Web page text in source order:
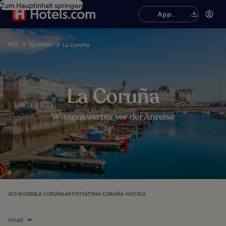
Zum Hauptinhalt springen
App
herunterladen
GO Spanien La Coruña
La Coruña
Wissenswertes vor der Anreise
GO GUIDESLA CORUÑAAKTIVITÄTENA CORUÑA: HOTELS
Inhalt